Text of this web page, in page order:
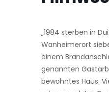
„1984 sterben in
Wanheimerort
einem
genannten
bewohntes Haus.